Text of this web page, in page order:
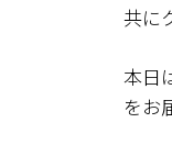
共に
本日
をお